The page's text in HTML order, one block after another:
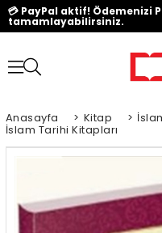
💳 PayPal aktif! Ödemenizi
tamamlayabilirsiniz.
Anasayfa > Kitap >
İslam Tarihi Kitapları